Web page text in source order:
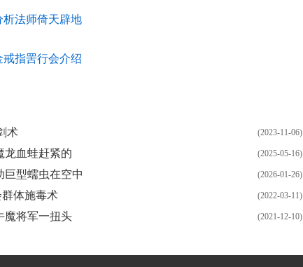
法师倚天辟地
指罟行会介绍
(2023-11-06)
术
(2025-05-16)
龙血蛙赶紧的
(2026-01-26)
巨型蠕虫在空中
(2022-03-11)
体施毒术
(2021-12-10)
魔将军一扭头